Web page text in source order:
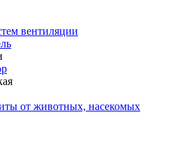
вентиляции
от животных, насекомых